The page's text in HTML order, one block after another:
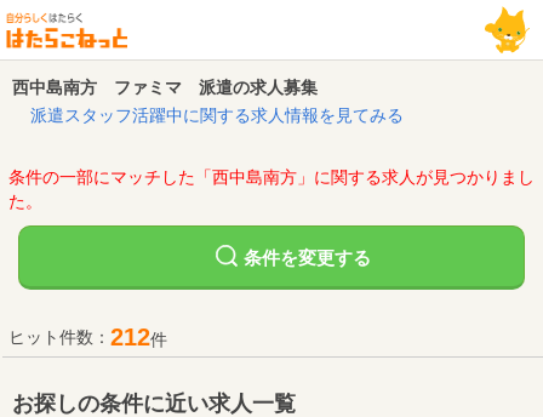
西中島南方 ファミマ 派遣の求人募集
派遣スタッフ活躍中に関する求人情報を見てみる
条件の一部にマッチした「西中島南方」に関する求人が見つかりまし
た。
条件を変更する
ヒット件数： 212件
お探しの条件に近い求人一覧